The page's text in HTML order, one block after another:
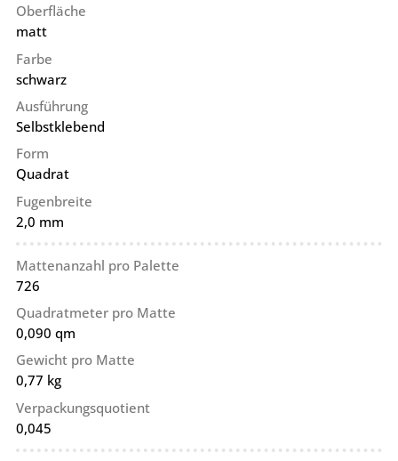
Oberfläche
matt
Farbe
schwarz
Ausführung
Selbstklebend
Form
Quadrat
Fugenbreite
2,0 mm
Mattenanzahl pro Palette
726
Quadratmeter pro Matte
0,090 qm
Gewicht pro Matte
0,77 kg
Verpackungsquotient
0,045